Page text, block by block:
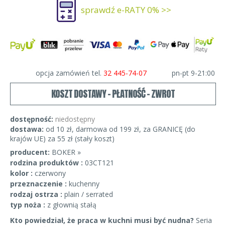
sprawdź e-RATY 0% >>
opcja zamówień tel. 32 445-74-07 pn-pt 9-21:00
KOSZT DOSTAWY - PŁATNOŚĆ - ZWROT
dostępność: niedostępny
dostawa: od 10 zł, darmowa od 199 zł, za GRANICĘ (do
krajów UE) za 55 zł (stały koszt)
producent: BOKER »
rodzina produktów : 03CT121
kolor : czerwony
przeznaczenie : kuchenny
rodzaj ostrza : plain / serrated
typ noża : z głownią stałą
Kto powiedział, że praca w kuchni musi być nudna? Seria